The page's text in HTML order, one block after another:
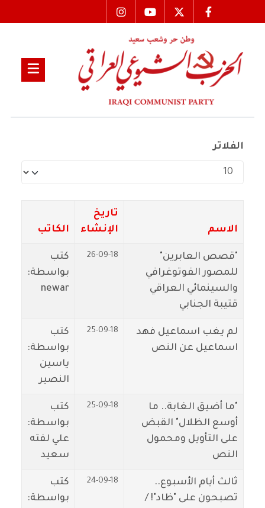
الفلاتر
عدد الإظهارات:
الاسم
تاريخ
الإنشاء
الكاتب
"قصص العابرين"
للمصور الفوتوغرافي
والسينمائي العراقي
قتيبة الجنابي
26-09-18
كتب
بواسطة:
newar
لم يغب اسماعيل فهد
اسماعيل عن النص
25-09-18
كتب
بواسطة:
ياسين
النصير
"ما أضيق الغابة.. ما
أوسع الظلال" القبض
على التأويل ومحمول
النص
25-09-18
كتب
بواسطة:
علي لفته
سعيد
ثالث أيام الأسبوع..
تصبحون على "ظاد"! /
24-09-18
كتب
بواسطة: